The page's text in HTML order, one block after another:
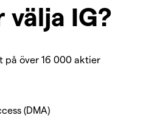
välja IG?
på över 16 000 aktier
(DMA)